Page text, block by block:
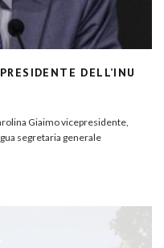
DELL’INU
Giaimo vicepresidente,
segretaria generale